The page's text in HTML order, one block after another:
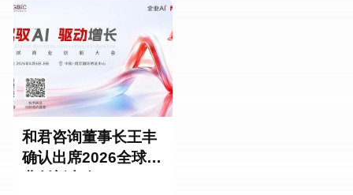
和君咨询董事长王丰
确认出席2026全球商